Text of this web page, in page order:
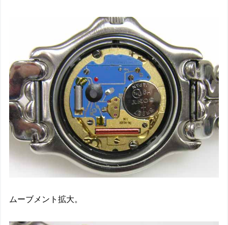
ムーブメント拡大。